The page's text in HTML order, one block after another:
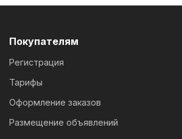
Покупателям
Регистрация
Тарифы
Оформление заказов
Размещение объявлений